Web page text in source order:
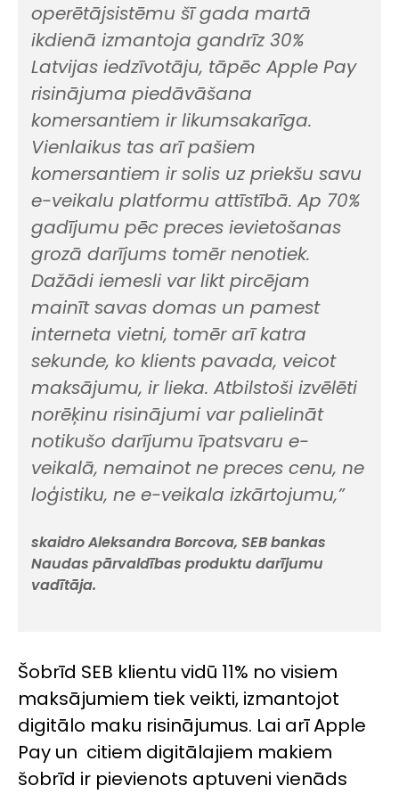
operētājsistēmu šī gada martā
ikdienā izmantoja gandrīz 30%
Latvijas iedzīvotāju, tāpēc Apple Pay
risinājuma piedāvāšana
komersantiem ir likumsakarīga.
Vienlaikus tas arī pašiem
komersantiem ir solis uz priekšu savu
e-veikalu platformu attīstībā. Ap 70%
gadījumu pēc preces ievietošanas
grozā darījums tomēr nenotiek.
Dažādi iemesli var likt pircējam
mainīt savas domas un pamest
interneta vietni, tomēr arī katra
sekunde, ko klients pavada, veicot
maksājumu, ir lieka. Atbilstoši izvēlēti
norēķinu risinājumi var palielināt
notikušo darījumu īpatsvaru e-
veikalā, nemainot ne preces cenu, ne
loģistiku, ne e-veikala izkārtojumu,”
skaidro Aleksandra Borcova, SEB bankas
Naudas pārvaldības produktu darījumu
vadītāja.
Šobrīd SEB klientu vidū 11% no visiem
maksājumiem tiek veikti, izmantojot
digitālo maku risinājumus. Lai arīApple
Pay un citiem digitālajiem makiem
šobrīd ir pievienots aptuveni vienāds